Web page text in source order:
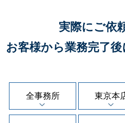
実際にご依
お客様から業務完了
全事務所 東京本